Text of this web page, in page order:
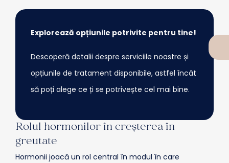
Explorează opțiunile potrivite pentru tine!
Descoperă detalii despre serviciile noastre și
opțiunile de tratament disponibile, astfel încât
să poți alege ce ți se potrivește cel mai bine.
Rolul hormonilor în creșterea în
greutate
Hormonii joacă un rol central în modul în care